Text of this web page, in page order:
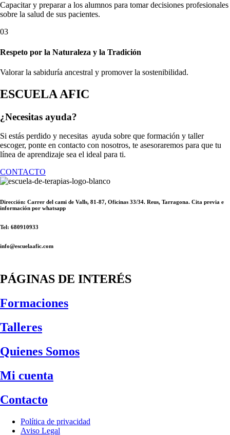
Capacitar y preparar a los alumnos para tomar decisiones profesionales
sobre la salud de sus pacientes.
03
Respeto por la Naturaleza y la Tradición
Valorar la sabiduría ancestral y promover la sostenibilidad.
ESCUELA AFIC
¿Necesitas ayuda?
Si estás perdido y necesitas ayuda sobre que formación y taller
escoger, ponte en contacto con nosotros, te asesoraremos para que tu
línea de aprendizaje sea el ideal para ti.
CONTACTO
Dirección: Carrer del cami de Valls, 81-87, Oficinas 33/34. Reus, Tarragona. Cita previa e
información por whatsapp
Tel: 680910933
info@escuelaafic.com
PÁGINAS DE INTERÉS
Formaciones
Talleres
Quienes Somos
Mi cuenta
Contacto
Política de privacidad
Aviso Legal